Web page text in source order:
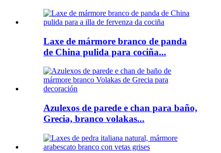
Laxe de mármore branco de panda
de China pulida para cociña...
Azulexos de parede e chan para baño,
Grecia, branco volakas...